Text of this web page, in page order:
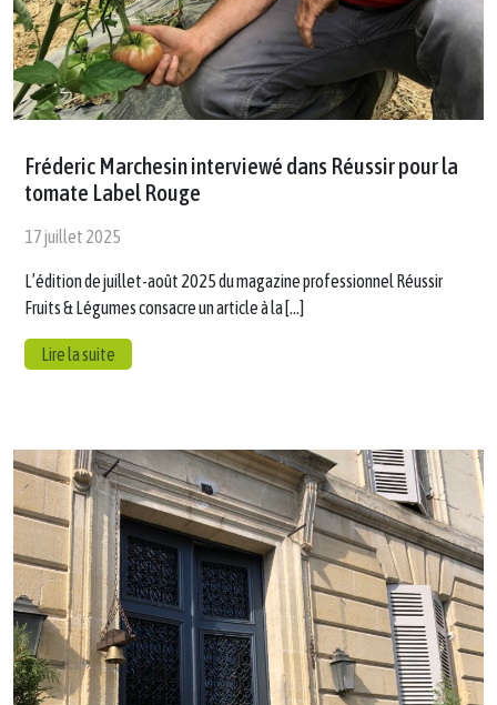
Fréderic Marchesin interviewé dans Réussir pour la
tomate Label Rouge
17 juillet 2025
L’édition de juillet-août 2025 du magazine professionnel Réussir
Fruits & Légumes consacre un article à la […]
Lire la suite